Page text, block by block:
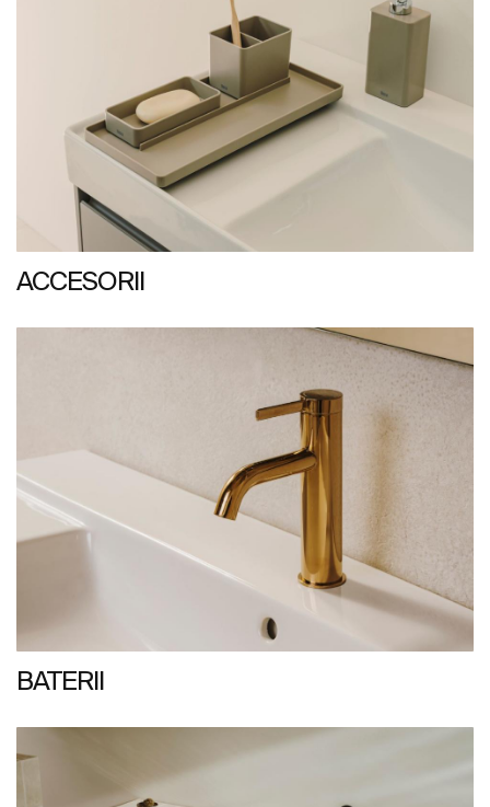
ACCESORII
BATERII